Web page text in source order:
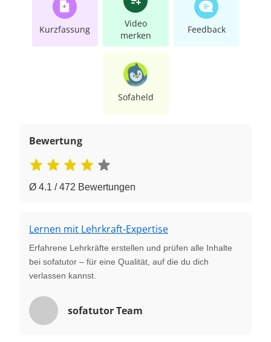
Kurzfassung
Video
merken
Feedback
Sofaheld
Bewertung
Ø 4.1 / 472 Bewertungen
Lernen mit Lehrkraft-Expertise
Erfahrene Lehrkräfte erstellen und prüfen alle Inhalte
bei sofatutor – für eine Qualität, auf die du dich
verlassen kannst.
sofatutor Team